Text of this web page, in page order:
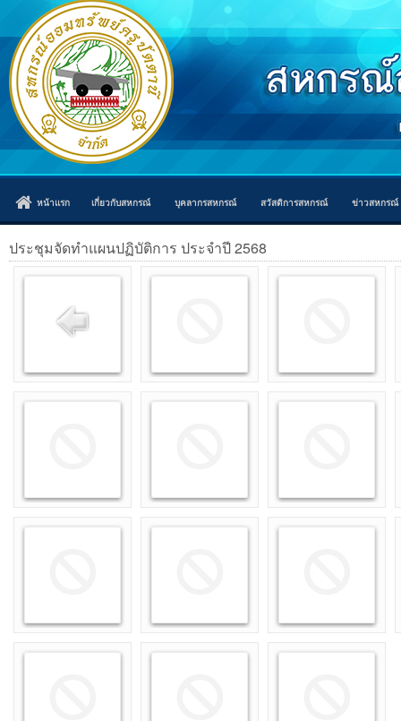
หน้าแรก เกี่ยวกับสหกรณ์ บุคลากรสหกรณ์ สวัสดิการสหกรณ์ ข่าวสหกรณ์
ประชุมจัดทำแผนปฏิบัติการ ประจำปี 2568